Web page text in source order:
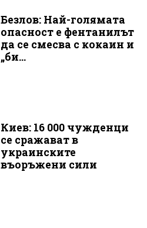
Безлов: Най-голямата
опасност е фентанилът
да се смесва с кокаин и
„би...
Киев: 16 000 чужденци
се сражават в
украинските
въоръжени сили